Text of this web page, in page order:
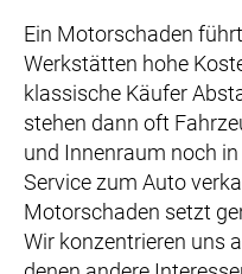
Ein Motorschaden
Werkstätten hohe
klassische Käufer
stehen dann oft
und Innenraum noch
Service zum Auto
Motorschaden setzt
Wir konzentrieren uns